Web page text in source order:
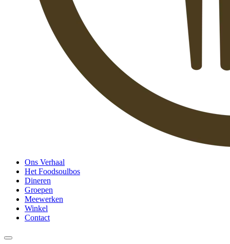
Ons Verhaal
Het Foodsoulbos
Dineren
Groepen
Meewerken
Winkel
Contact